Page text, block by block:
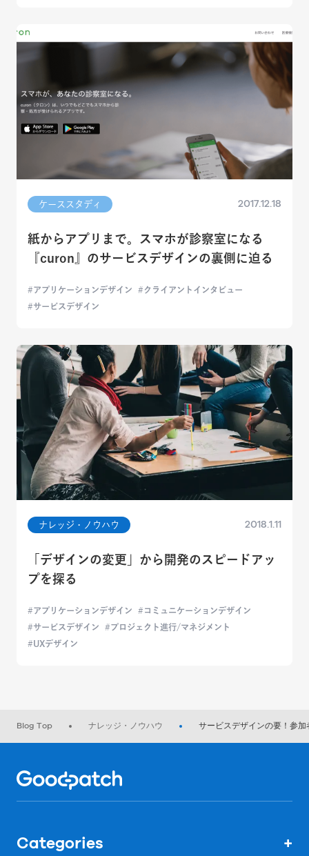
ケーススタディ 2017.12.18
紙からアプリまで。スマホが診察室になる
『curon』のサービスデザインの裏側に迫る
アプリケーションデザイン
クライアントインタビュー
サービスデザイン
ナレッジ・ノウハウ 2018.1.11
「デザインの変更」から開発のスピードアッ
プを探る
アプリケーションデザイン
コミュニケーションデザイン
サービスデザイン
プロジェクト進行/マネジメント
UXデザイン
Blog Top ナレッジ・ノウハウ サービスデザインの要！参
Categories +